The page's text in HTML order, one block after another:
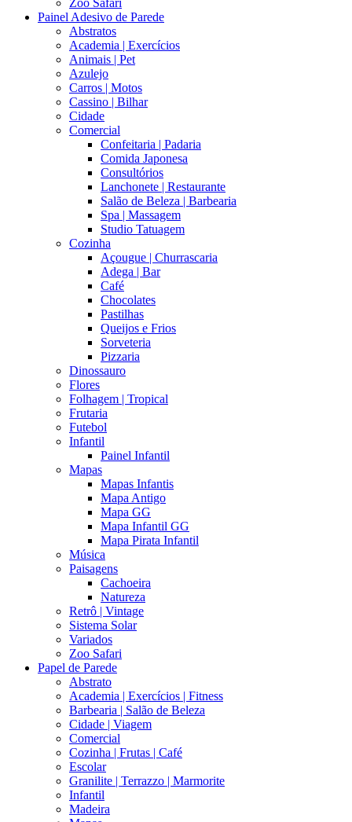
Zoo Safari
Painel Adesivo de Parede
Abstratos
Academia | Exercícios
Animais | Pet
Azulejo
Carros | Motos
Cassino | Bilhar
Cidade
Comercial
Confeitaria | Padaria
Comida Japonesa
Consultórios
Lanchonete | Restaurante
Salão de Beleza | Barbearia
Spa | Massagem
Studio Tatuagem
Cozinha
Açougue | Churrascaria
Adega | Bar
Café
Chocolates
Pastilhas
Queijos e Frios
Sorveteria
Pizzaria
Dinossauro
Flores
Folhagem | Tropical
Frutaria
Futebol
Infantil
Painel Infantil
Mapas
Mapas Infantis
Mapa Antigo
Mapa GG
Mapa Infantil GG
Mapa Pirata Infantil
Música
Paisagens
Cachoeira
Natureza
Retrô | Vintage
Sistema Solar
Variados
Zoo Safari
Papel de Parede
Abstrato
Academia | Exercícios | Fitness
Barbearia | Salão de Beleza
Cidade | Viagem
Comercial
Cozinha | Frutas | Café
Escolar
Granilite | Terrazzo | Marmorite
Infantil
Madeira